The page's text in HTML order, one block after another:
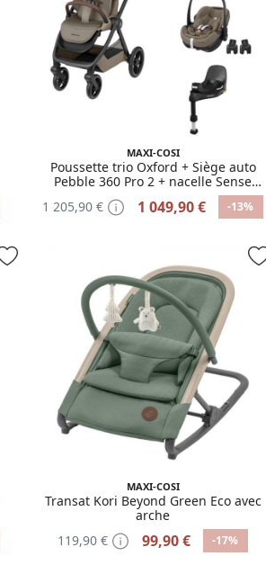
MAXI-COSI
Poussette trio Oxford + Siège auto
Pebble 360 Pro 2 + nacelle Sense
Twillic Truffle + base FamilyFix 360 Pro
1 205,90 € 1 049,90 € -13%
MAXI-COSI
Transat Kori Beyond Green Eco avec
arche
119,90 €
99,90 € -17%